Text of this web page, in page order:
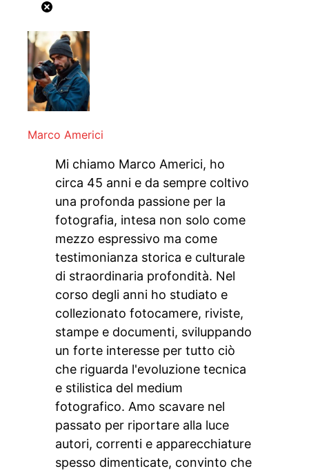
Marco Americi
Mi chiamo Marco Americi, ho
circa 45 anni e da sempre coltivo
una profonda passione per la
fotografia, intesa non solo come
mezzo espressivo ma come
testimonianza storica e culturale
di straordinaria profondità. Nel
corso degli anni ho studiato e
collezionato fotocamere, riviste,
stampe e documenti, sviluppando
un forte interesse per tutto ciò
che riguarda l'evoluzione tecnica
e stilistica del medium
fotografico. Amo scavare nel
passato per riportare alla luce
autori, correnti e apparecchiature
spesso dimenticate, convinto che